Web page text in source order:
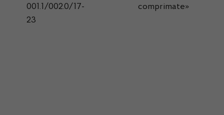
001.1/002.0/17-
23
comprimate»